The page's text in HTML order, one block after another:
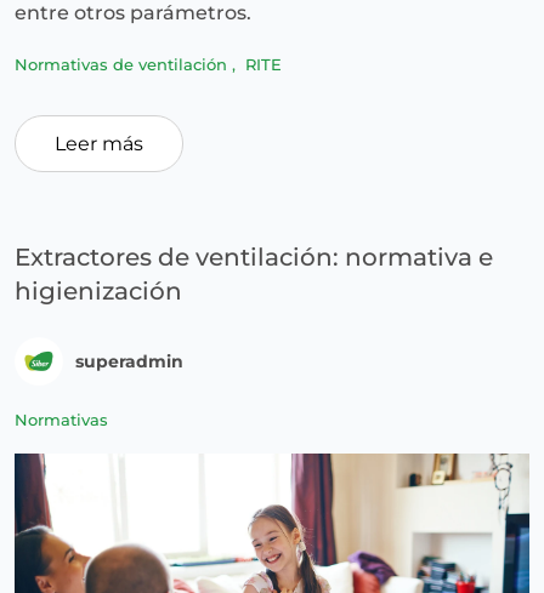
entre otros parámetros.
Normativas de ventilación , RITE
Leer más
Extractores de ventilación: normativa e
higienización
superadmin
Normativas